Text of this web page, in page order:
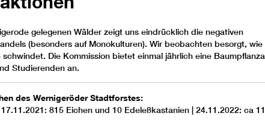
gelegenen Wälder zeigt uns eindrücklich die negativen
(besonders auf Monokulturen). Wir beobachten besorgt, wie
Die Kommission bietet einmal jährlich eine
Studierenden an.
des Wernigeröder Stadtforstes:
815 Eichen und 10 Edeleßkastanien | 24.11.2022: ca